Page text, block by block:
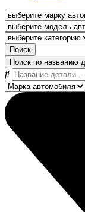
Поиск
Поиск по названию